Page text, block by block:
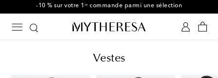
-10 % sur votre 1ʳᵉ commande parmi une sélection
Vestes